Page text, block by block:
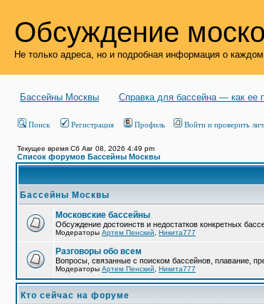
Обсуждение
Не только адреса, но и подробная информация о
Бассейны Москвы Справка для бассейна — как ее
Поиск Регистрация Профиль Войти и проверить
Текущее время Сб Авг 08, 2026 4:49 pm
Список форумов Бассейны Москвы
Бассейны Москвы
Московские бассейны
Обсуждение достоинств и недостатков конкретных
Модераторы Артем Пенский Никита777
Разговоры обо всем
Вопросы, связанные с поиском бассейнов, плавание,
Модераторы Артем Пенский Никита777
Кто сейчас на форуме